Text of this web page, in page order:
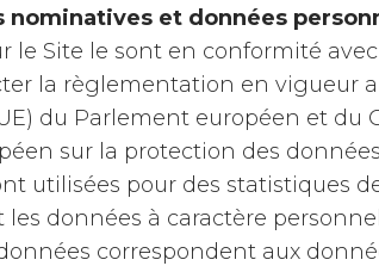
nominatives et données
le Site le sont en conformité
la règlementation en
du Parlement européen et du
sur la protection des données
utilisées pour des statistiques
les données à caractère
correspondent aux